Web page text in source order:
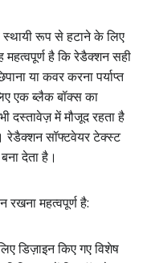
रूप से हटाने के लिए
महत्वपूर्ण है कि रेडैक्शन सही
या कवर करना पर्याप्त
एक ब्लैक बॉक्स का
दस्तावेज़ में मौजूद रहता है
सॉफ्टवेयर टेक्स्ट
देता है।
रखना महत्वपूर्ण है:
डिज़ाइन किए गए विशेष